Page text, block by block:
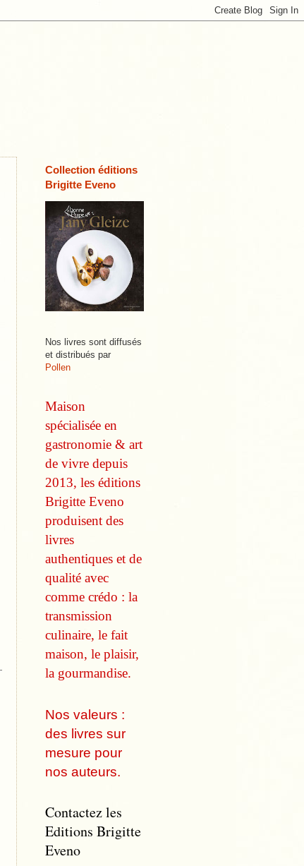
Collection éditions
Brigitte Eveno
Nos livres sont diffusés
et distribués par
Pollen
Maison
spécialisée en
gastronomie & art
de vivre depuis
2013, les éditions
Brigitte Eveno
produisent des
livres
authentiques et de
qualité avec
comme crédo : la
transmission
culinaire, le fait
maison, le plaisir,
la gourmandise.
Nos valeurs :
des livres sur
mesure pour
nos auteurs.
Contactez les
Editions Brigitte
Eveno